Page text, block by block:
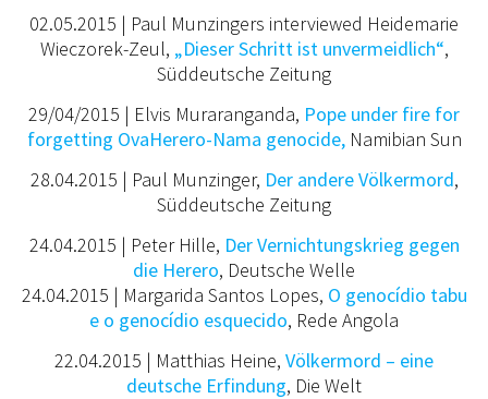
02.05.2015 | Paul Munzingers interviewed Heidemarie
Wieczorek-Zeul, „Dieser Schritt ist unvermeidlich“,
Süddeutsche Zeitung
29/04/2015 | Elvis Muraranganda, Pope under fire for
forgetting OvaHerero-Nama genocide, Namibian Sun
28.04.2015 | Paul Munzinger, Der andere Völkermord,
Süddeutsche Zeitung
24.04.2015 | Peter Hille, Der Vernichtungskrieg gegen
die Herero, Deutsche Welle
24.04.2015 | Margarida Santos Lopes, O genocídio tabu
e o genocídio esquecido, Rede Angola
22.04.2015 | Matthias Heine, Völkermord – eine
deutsche Erfindung, Die Welt